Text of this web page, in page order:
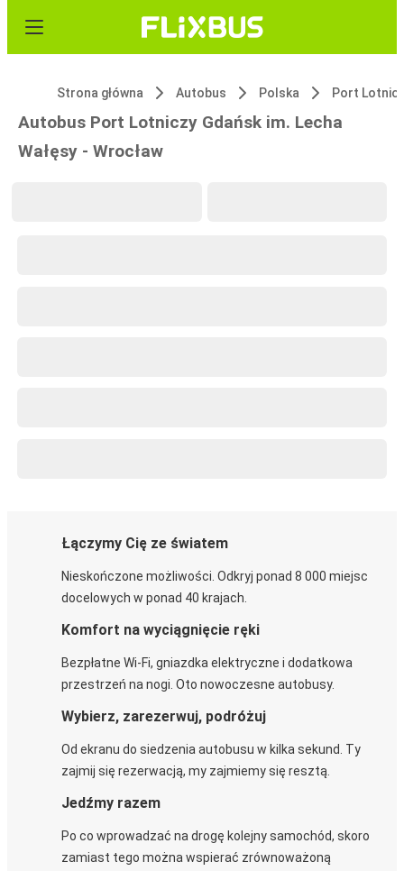
Strona główna Autobus Polska Port
Autobus Port Lotniczy Gdańsk im. Lecha
Wałęsy - Wrocław
Łączymy Cię ze światem
Nieskończone możliwości. Odkryj ponad 8 000 miejsc
docelowych w ponad 40 krajach.
Komfort na wyciągnięcie ręki
Bezpłatne Wi-Fi, gniazdka elektryczne i dodatkowa
przestrzeń na nogi. Oto nowoczesne autobusy.
Wybierz, zarezerwuj, podróżuj
Od ekranu do siedzenia autobusu w kilka sekund. Ty
zajmij się rezerwacją, my zajmiemy się resztą.
Jedźmy razem
Po co wprowadzać na drogę kolejny samochód, skoro
zamiast tego można wspierać zrównoważoną